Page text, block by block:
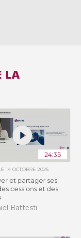
LA
24:35
14 OCTOBRE 2025
et partager ses
cessions et des
Battesti